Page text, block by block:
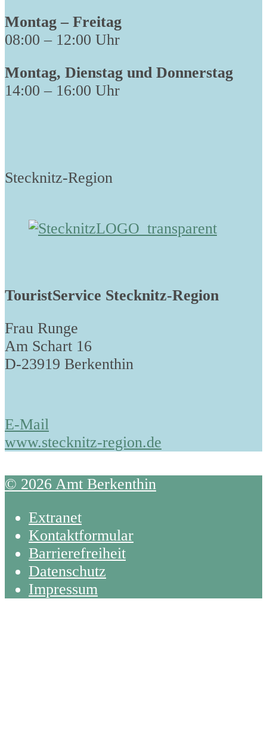
Montag – Freitag
08:00 – 12:00 Uhr
Montag, Dienstag und Donnerstag
14:00 – 16:00 Uhr
Stecknitz-Region
TouristService Stecknitz-Region
Frau Runge
Am Schart 16
D-23919 Berkenthin
E-Mail
www.stecknitz-region.de
© 2026 Amt Berkenthin
Extranet
Kontaktformular
Barrierefreiheit
Datenschutz
Impressum